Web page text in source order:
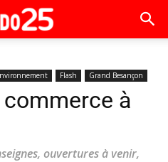
Flash Grand Besançon
à
ouvertures à venir,